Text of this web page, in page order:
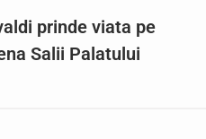
prinde viata pe
Salii Palatului